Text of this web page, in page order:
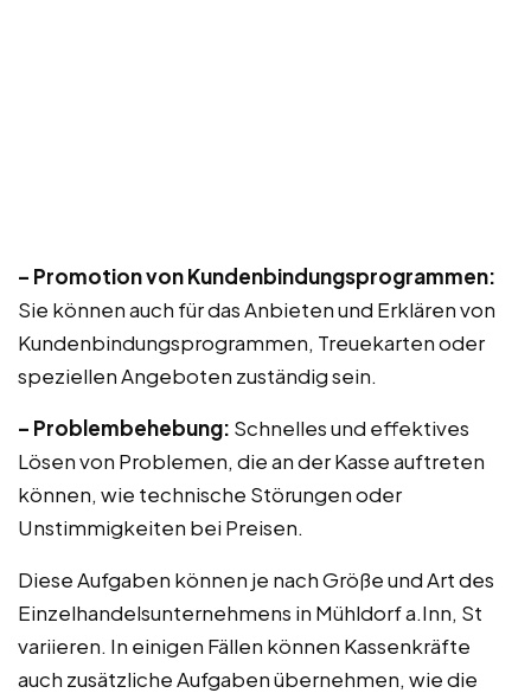
– Promotion von Kundenbindungsprogrammen:
Sie können auch für das Anbieten und Erklären von
Kundenbindungsprogrammen, Treuekarten oder
speziellen Angeboten zuständig sein.
– Problembehebung: Schnelles und effektives
Lösen von Problemen, die an der Kasse auftreten
können, wie technische Störungen oder
Unstimmigkeiten bei Preisen.
Diese Aufgaben können je nach Größe und Art des
Einzelhandelsunternehmens in Mühldorf a.Inn, St
variieren. In einigen Fällen können Kassenkräfte
auch zusätzliche Aufgaben übernehmen, wie die